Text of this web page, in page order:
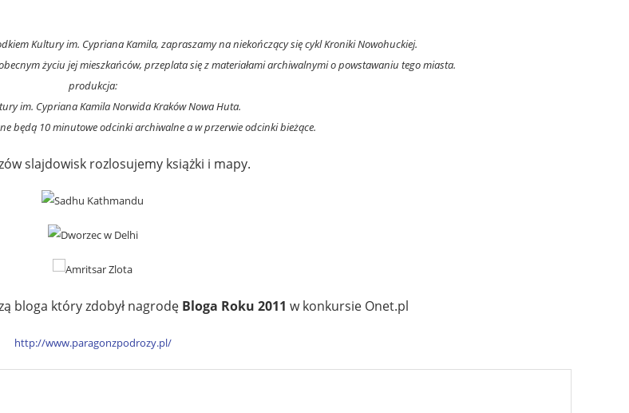
Kultury im. Cypriana Kamila, zapraszamy na niekończący się cykl Kroniki Nowohuckiej.
życiu jej mieszkańców, przeplata się z materiałami archiwalnymi o powstawaniu tego miasta.
produkcja:
im. Cypriana Kamila Norwida Kraków Nowa Huta.
będą 10 minutowe odcinki archiwalne a w przerwie odcinki bieżące.
slajdowisk rozlosujemy książki i mapy.
bloga który zdobył nagrodę Bloga Roku 2011 w konkursie Onet.pl
http://www.paragonzpodrozy.pl/